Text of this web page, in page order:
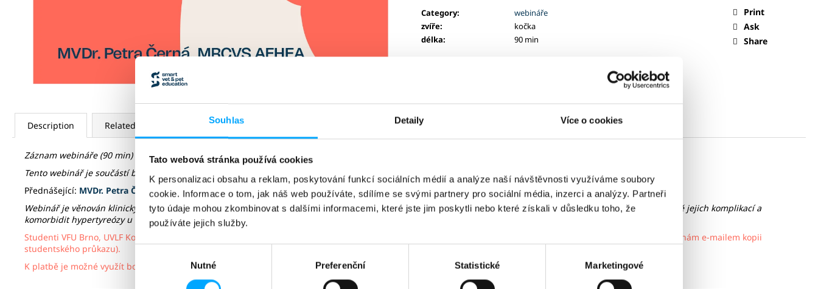
Souhlas Detaily Více o cookies
Tato webová stránka používá cookies
K personalizaci obsahu a reklam, poskytování funkcí sociálních médií a analýze naší návštěvnosti využíváme soubory
cookie. Informace o tom, jak náš web používáte, sdílíme se svými partnery pro sociální média, inzerci a analýzy. Partneři
tyto údaje mohou zkombinovat s dalšími informacemi, které jste jim poskytli nebo které získali v důsledku toho, že
používáte jejich služby.
souhlasu
Nutné Preferenční Statistické Marketingové
price:
Category:
webináře
zvíře:
kočka
délka: 90 min
Print
Ask
Share
Description Related (6) Discussion
Záznam webináře (90 min) vč. PDF verze prezentace. Záznam bude dostupný do 30. 6. 2026.
Tento webinář je součástí balíčk
10 webinářů z medicíny koček
Přednášející: MVDr. Petra Černá, MRCVS AFHEA AdvCertFB
Webinář je věnován klinickým příznakům hypertyreózy a cukrovky u koček. Účastníky seznámí s vyšetřením štítné žlázy (T4 a TSH) a také s možnostmi léčby včetně jejich komplikací a
komorbidit hypertyreózy u koček. Kromě toho se rovněž zaměří na management cukrovky u koček a příčiny inzulinové rezistence.
Studenti VFU Brno, UVLF Košice,
obdrží slevu 50 % (zadejte v košíku kód STUDENT, při platbě EUR STUDENTSK a pošlete nám e-mailem kopii
studentského průkazu).
K platbě je možné využít body z věrnostního programu Norbrook,
Purina veterinárního programu a V.I.P. body NOVIKO.